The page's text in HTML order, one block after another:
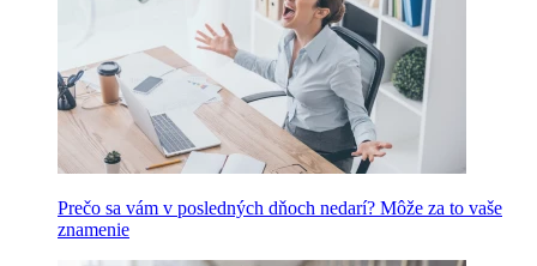
Prečo sa vám v posledných dňoch nedarí? Môže za to vaše
znamenie